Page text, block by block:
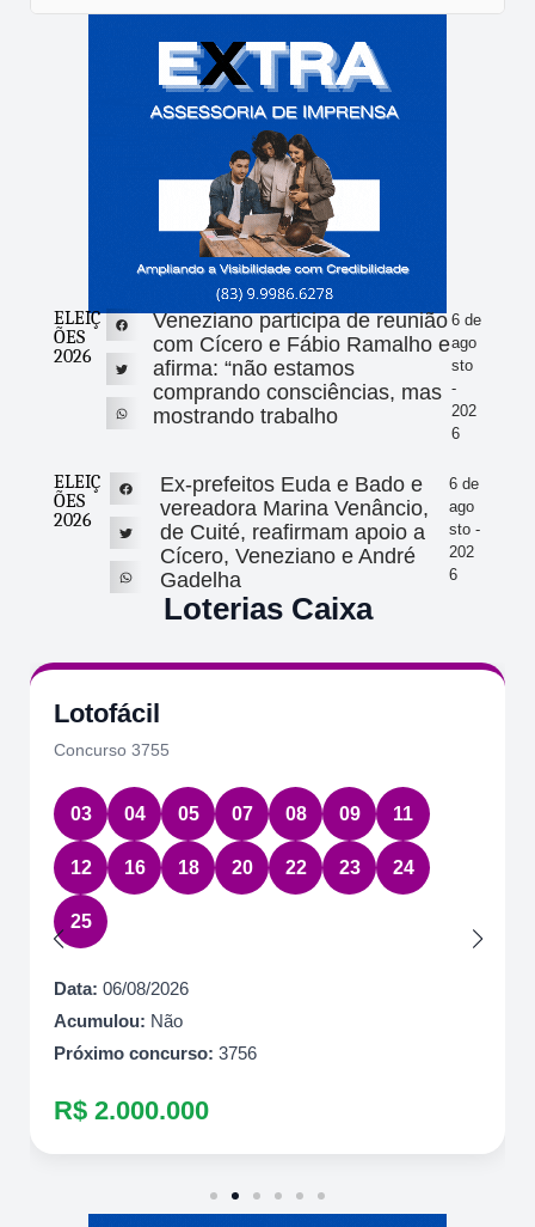
ELEIÇ
ÕES
2026
Veneziano participa de reunião
com Cícero e Fábio Ramalho e
afirma: “não estamos
comprando consciências, mas
mostrando trabalho
6 de
ago
sto
-
202
6
ELEIÇ
ÕES
2026
Ex-prefeitos Euda e Bado e
vereadora Marina Venâncio,
de Cuité, reafirmam apoio a
Cícero, Veneziano e André
Gadelha
6 de
ago
sto -
202
6
Loterias Caixa
Lotofácil
Concurso 3755
03 04 05 07 08 09 11
12 16 18 20 22 23 24
25
Data: 06/08/2026
Acumulou: Não
Próximo concurso: 3756
R$ 2.000.000